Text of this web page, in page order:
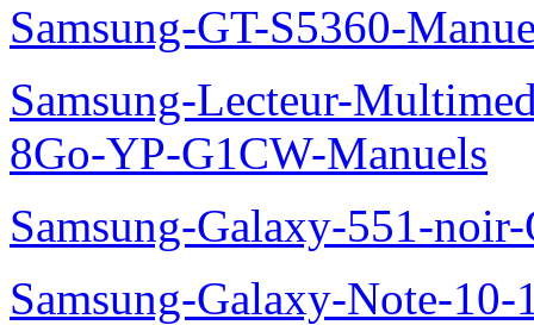
Samsung-GT-S5360-
Samsung-Lecteur-
8Go-YP-G1CW-Manuels
Samsung-Galaxy-551-
Samsung-Galaxy-Note-